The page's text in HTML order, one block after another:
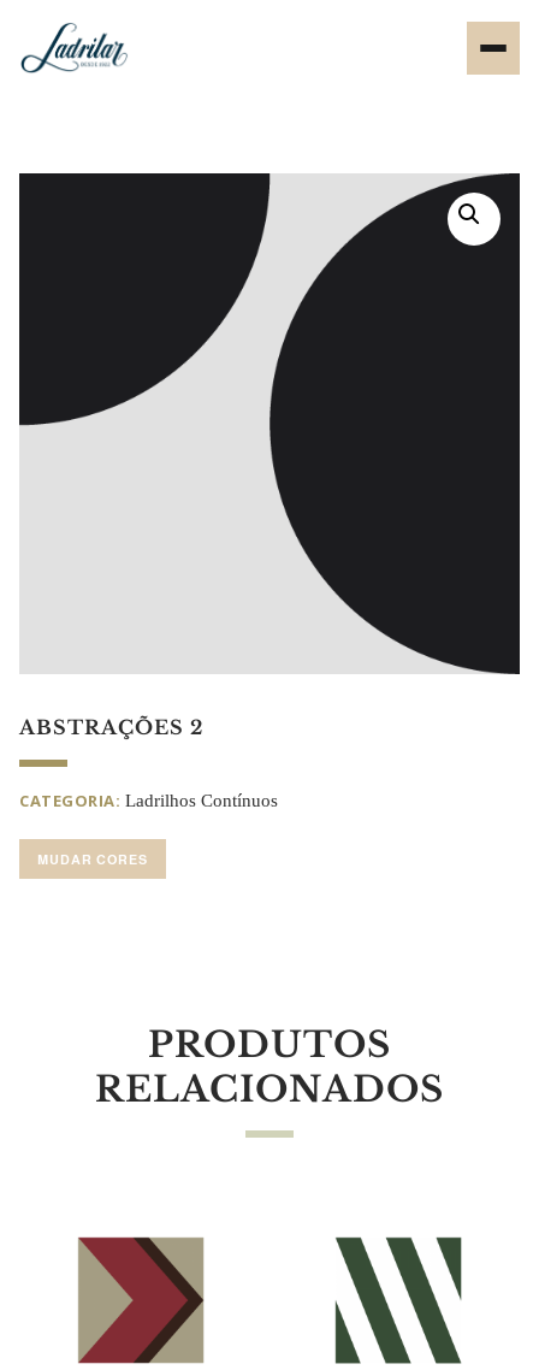
ABSTRAÇÕES 2
CATEGORIA: Ladrilhos Contínuos
MUDAR CORES
PRODUTOS
RELACIONADOS